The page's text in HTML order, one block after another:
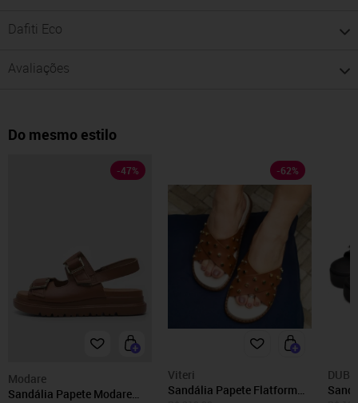
Dafiti Eco
Avaliações
Do mesmo estilo
-47%
Modare
Sandália Papete Modare
-62%
Viteri
Sandália Papete Flatform